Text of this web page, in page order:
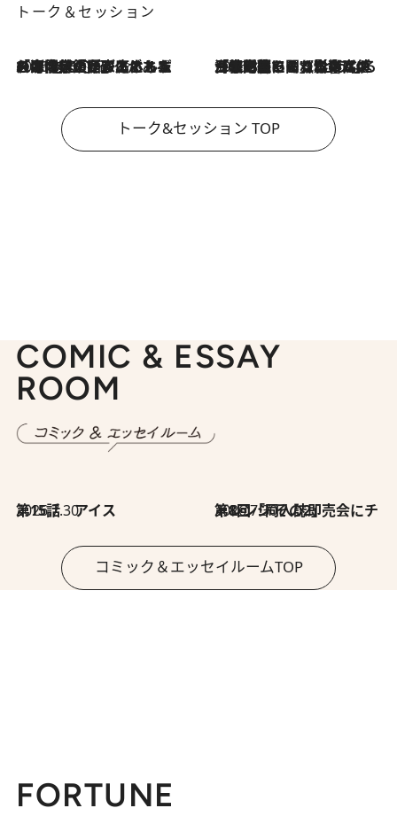
トーク＆セッション
2026.8.3
「今後値上げがあるとすれば…」「リスクがあるのは今年の冬」エネルギー専門家が語る、ホルムズ海峡封鎖が家庭にもたらす“ある心配” 2026.8.3
「住宅建てられない…」「サーチャージ料の高値が続いている」ホルムズ海峡封鎖による影響はいつまで続く？《エネルギー専門家に聞く“どうなる日本の暮らし”》
トーク&セッション TOP
COMIC & ESSAY
ROOM
2026.7.30
第15話 アイス 2026.7.30
第8回「同人誌即売会にチャレンジ その2」
コミック＆エッセイルームTOP
FORTUNE